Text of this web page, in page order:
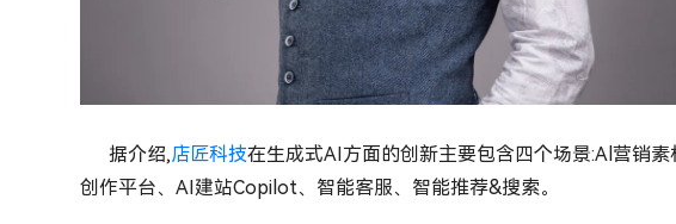
据介绍,店匠科技在生成式AI方面的创新主要包含四个场景:Al营销素
创作平台、AI建站Copilot、智能客服、智能推荐&搜索。